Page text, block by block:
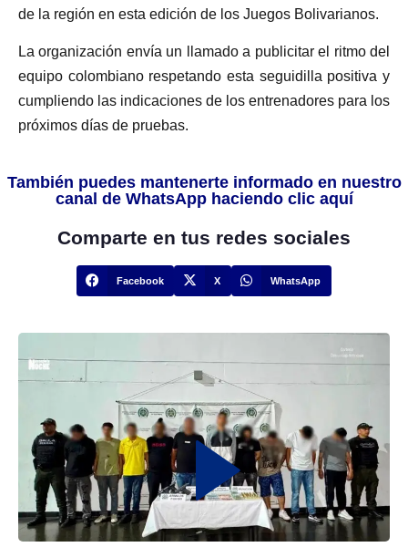
de la región en esta edición de los Juegos Bolivarianos.
La organización envía un llamado a publicitar el ritmo del
equipo colombiano respetando esta seguidilla positiva y
cumpliendo las indicaciones de los entrenadores para los
próximos días de pruebas.
También puedes mantenerte informado en nuestro
canal de WhatsApp haciendo clic aquí
Comparte en tus redes sociales
Facebook X WhatsApp